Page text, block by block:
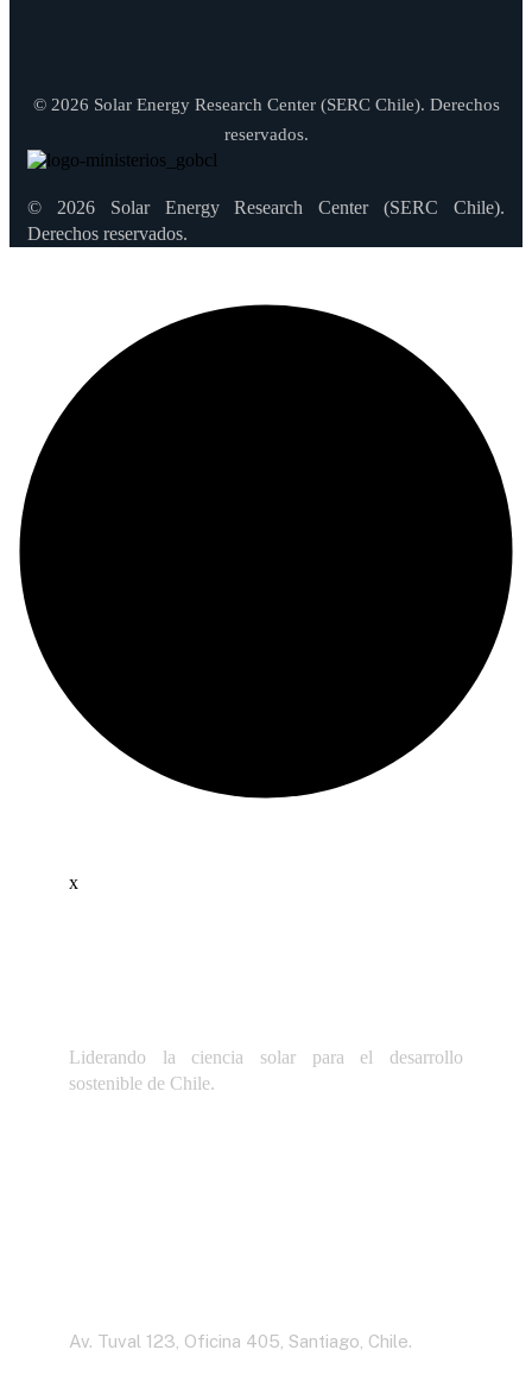
© 2026 Solar Energy Research Center (SERC Chile). Derechos
reservados.
© 2026 Solar Energy Research Center (SERC Chile).
Derechos reservados.
x
Liderando la ciencia solar para el desarrollo
sostenible de Chile.
Av. Tuval 123, Oficina 405, Santiago, Chile.